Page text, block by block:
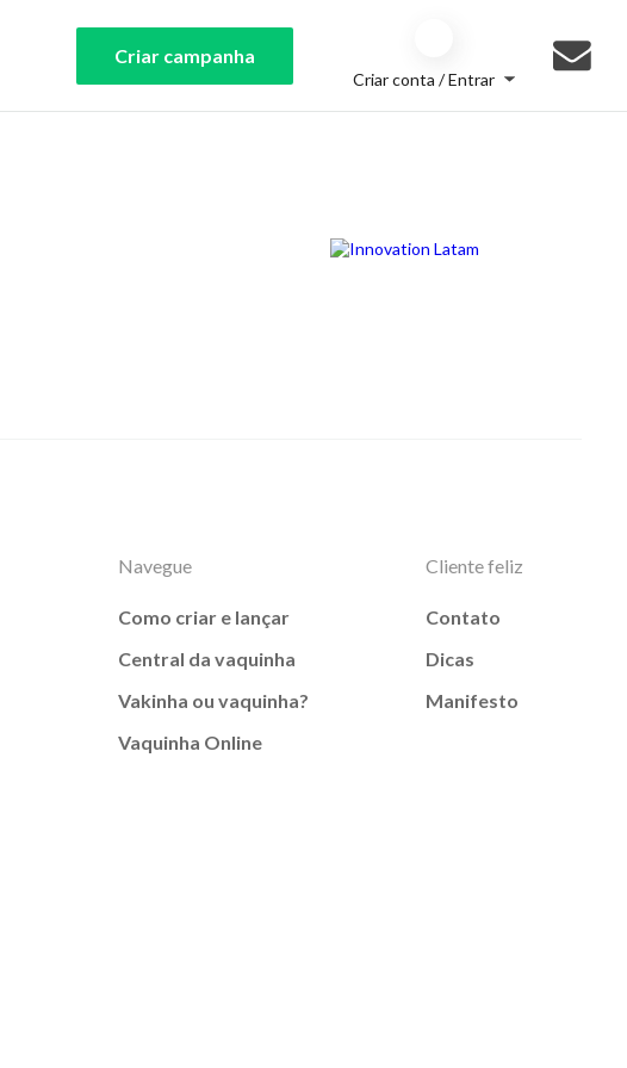
Criar campanha
Criar conta / Entrar
Navegue
Como criar e lançar
Central da vaquinha
Vakinha ou vaquinha?
Vaquinha Online
Cliente feliz
Contato
Dicas
Manifesto